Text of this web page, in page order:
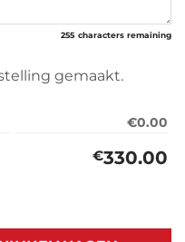
255 characters remaining
gemaakt.
€0.00
€330.00
2021> aantal